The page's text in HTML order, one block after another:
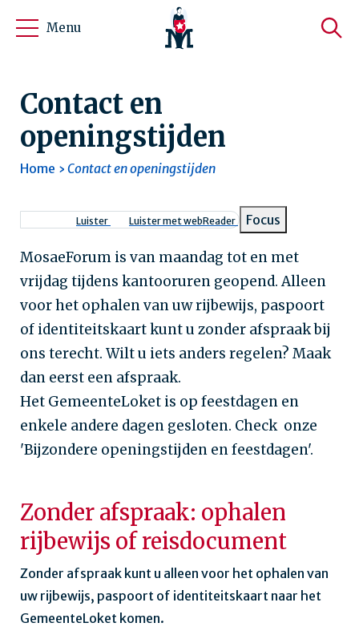
Menu
Contact en
openingstijden
Kruimelpad
Home Contact en openingstijden
Luister Luister met webReader Focus
MosaeForum is van maandag tot en met
vrijdag tijdens kantooruren geopend. Alleen
voor het ophalen van uw rijbewijs, paspoort
of identiteitskaart kunt u zonder afspraak bij
ons terecht. Wilt u iets anders regelen? Maak
dan eerst een afspraak.
Het GemeenteLoket is op feestdagen en
enkele andere dagen gesloten. Check onze
'Bijzondere openingstijden en feestdagen'.
Zonder afspraak: ophalen
rijbewijs of reisdocument
Zonder afspraak kunt u alleen voor het ophalen van
uw rijbewijs, paspoort of identiteitskaart naar het
GemeenteLoket komen.